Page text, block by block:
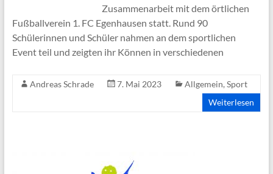
Zusammenarbeit mit dem örtlichen
Fußballverein 1. FC Egenhausen statt. Rund 90
Schülerinnen und Schüler nahmen an dem sportlichen
Event teil und zeigten ihr Können in verschiedenen
Andreas Schrade 7. Mai 2023 Allgemein, Sport
Weiterlesen